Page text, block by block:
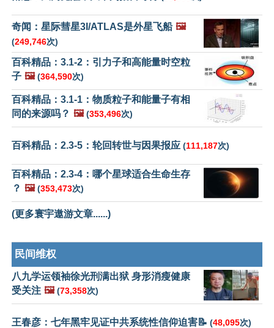
奇闻：星际彗星3I/ATLAS是外星飞船 🖼️
(249,746次)
百科精品：3.1-2：引力子和高能量时空粒
子 🖼️ (364,590次)
百科精品：3.1-1：物质粒子和能量子有相
同的来源吗？ 🖼️ (353,496次)
百科精品：2.3-5：轮回转世与因果报应 (111,187次)
百科精品：2.3-4：哪个星球适合生命生存
？ 🖼️ (353,473次)
(更多寰宇遨游文章......)
民间维权
八九学运领袖徐光刑满出狱 身形消瘦健康
受关注 🖼️ (73,358次)
王春彦：七年黑牢见证中共系统性信仰迫害📝 (48,095次)